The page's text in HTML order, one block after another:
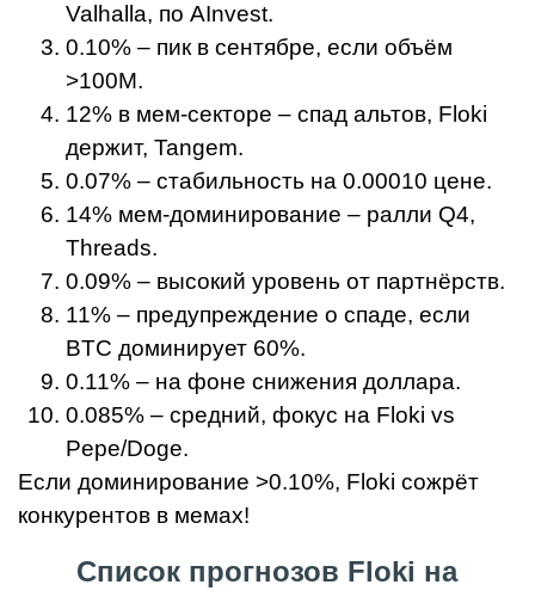
Valhalla, по AInvest.
0.10% – пик в сентябре, если объём
>100M.
12% в мем-секторе – спад альтов, Floki
держит, Tangem.
0.07% – стабильность на 0.00010 цене.
14% мем-доминирование – ралли Q4,
Threads.
0.09% – высокий уровень от партнёрств.
11% – предупреждение о спаде, если
BTC доминирует 60%.
0.11% – на фоне снижения доллара.
0.085% – средний, фокус на Floki vs
Pepe/Doge.
Если доминирование >0.10%, Floki сожрёт
конкурентов в мемах!
Список прогнозов Floki на